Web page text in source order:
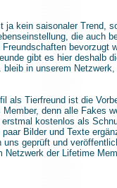
ja kein saisonaler Trend,
die auch
bevorzugt
gibt es hier deshalb
bleib in unserem
als Tierfreund ist die
denn alle Fakes
kostenlos als
Bilder und Texte
uns geprüft und
Netzwerk der Lifetime